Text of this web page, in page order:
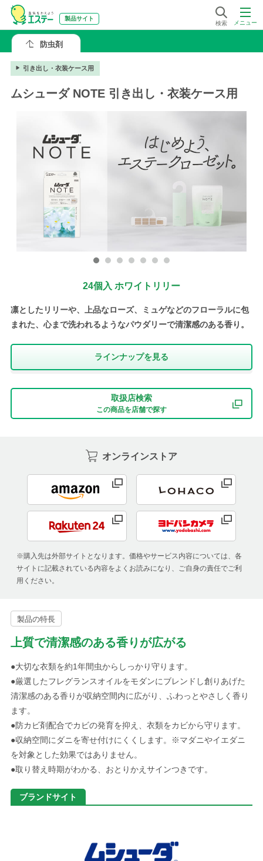
メニュー
検索
製品サイト
防虫剤
引き出し・衣装ケース用
ムシューダ NOTE 引き出し・衣装ケース用
24個入 ホワイトリリー
凛としたリリーや、上品なローズ、ミュゲなどのフローラルに包
まれた、心まで洗われるようなパウダリーで清潔感のある香り。
ラインナップを⾒る
取扱店検索
この商品を店舗で探す
オンラインストア
※購入先は外部サイトとなります。価格やサービス内容については、各
サイトに記載されている内容をよくお読みになり、ご自身の責任でご利
用ください。
製品の特長
上質で清潔感のある香りが広がる
●大切な衣類を約1年間虫からしっかり守ります。
●厳選したフレグランスオイルをモダンにブレンドし創りあげた
清潔感のある香りが収納空間内に広がり、ふわっとやさしく香り
ます。
●防カビ剤配合でカビの発育を抑え、衣類をカビから守ります。
●収納空間にダニを寄せ付けにくくします。※マダニやイエダニ
を対象とした効果ではありません。
●取り替え時期がわかる、おとりかえサインつきです。
ブランドサイト